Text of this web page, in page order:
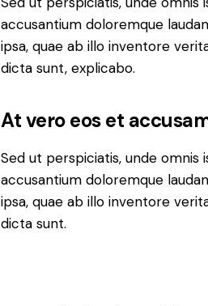
accusantium doloremque
ipsa, quae ab illo inventore
dicta sunt, explicabo.
At vero eos et
Sed ut perspiciatis, unde
accusantium doloremque
ipsa, quae ab illo inventore
dicta sunt.